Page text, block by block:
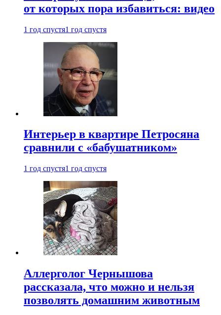
от которых пора избавиться: видео
1 год спустя1 год спустя
Интерьер в квартире Петросяна
сравнили с «бабушатником»
1 год спустя1 год спустя
Аллерголог Чернышова
рассказала, что можно и нельзя
позволять домашним животным